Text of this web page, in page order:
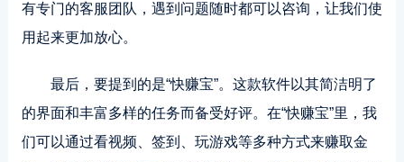
有专门的客服团队，遇到问题随时都可以咨询，让我们使
用起来更加放心。
最后，要提到的是“快赚宝”。这款软件以其简洁明了
的界面和丰富多样的任务而备受好评。在“快赚宝”里，我
们可以通过看视频、签到、玩游戏等多种方式来赚取金